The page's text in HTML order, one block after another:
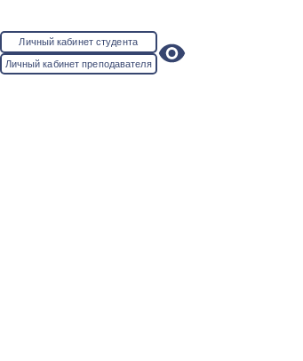
Личный кабинет студента
Личный кабинет преподавателя